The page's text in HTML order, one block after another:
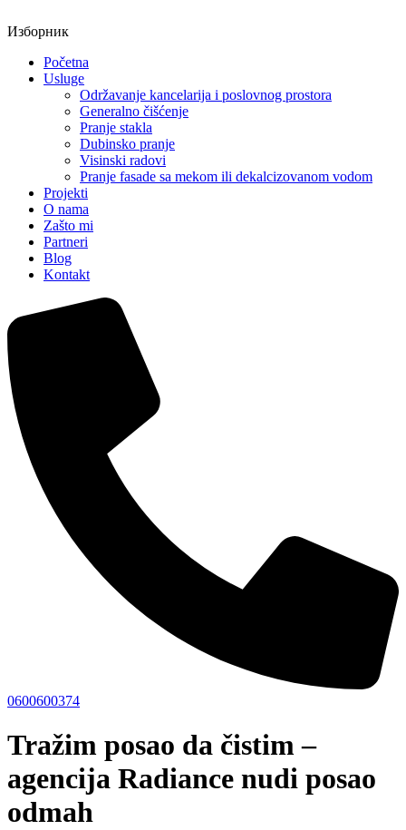
Изборник
Početna
Usluge
Održavanje kancelarija i poslovnog prostora
Generalno čišćenje
Pranje stakla
Dubinsko pranje
Visinski radovi
Pranje fasade sa mekom ili dekalcizovanom vodom
Projekti
O nama
Zašto mi
Partneri
Blog
Kontakt
0600600374
Tražim posao da čistim –
agencija Radiance nudi posao
odmah